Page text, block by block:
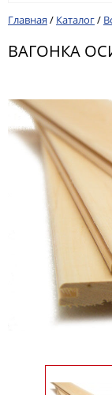
Главная / Каталог/
ВАГОНКА